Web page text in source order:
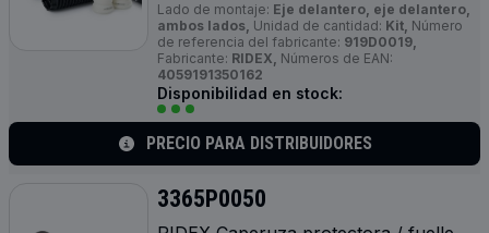
Lado de montaje: Eje delantero, eje delantero,
ambos lados, Unidad de cantidad: Kit, Número
de referencia del fabricante: 919D0019,
Fabricante: RIDEX, Números de EAN:
4059191350162
Disponibilidad en stock:
PRECIO PARA DISTRIBUIDORES
3365P0050